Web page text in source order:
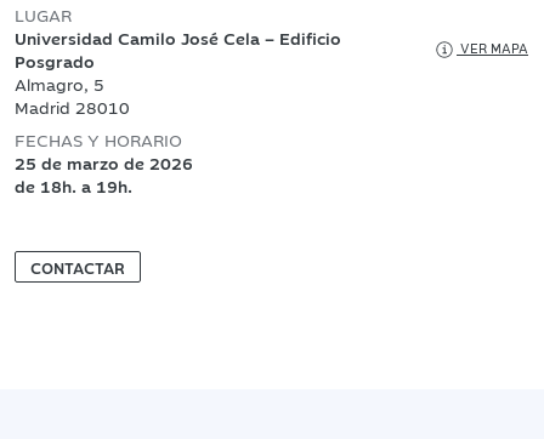
LUGAR
Universidad Camilo José Cela – Edificio
Posgrado
VER MAPA
Almagro, 5
Madrid 28010
FECHAS Y HORARIO
25 de marzo de 2026
de 18h. a 19h.
CONTACTAR